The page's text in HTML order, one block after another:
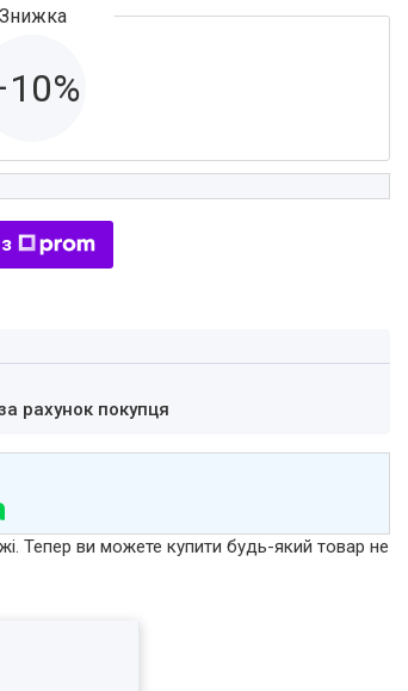
рахунок покупця
Тепер ви можете купити будь-який товар не